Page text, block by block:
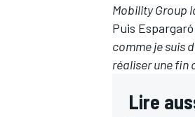
Mobility Group
Puis
comme je suis
réaliser une fin
Lire